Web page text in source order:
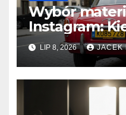
Wybór
Instagram:
czarne
codziennych
utrzymaniu.
LIP 8, 2026 JACEK